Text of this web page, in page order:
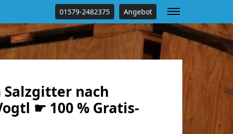
01579-2482375 Angebot
Salzgitter nach
☛ 100 % Gratis-